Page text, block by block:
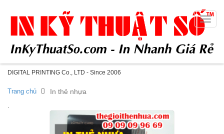
DIGITAL PRINTING Co., LTD - Since 2006
Toggle
Trang chủ In thẻ nhựa
.